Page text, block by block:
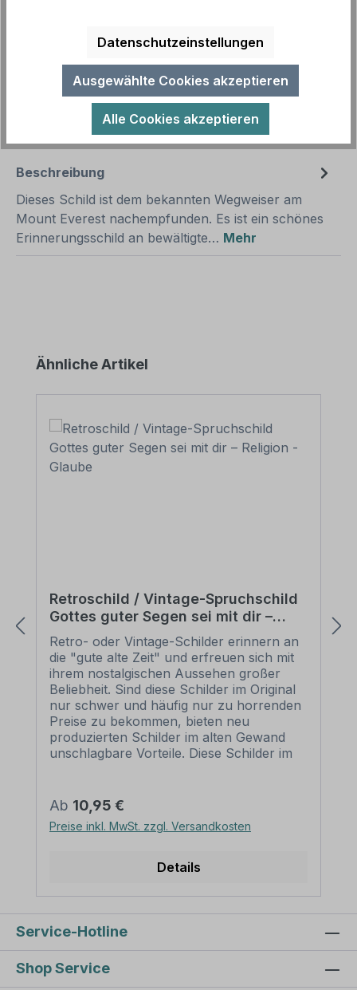
Produkt Anzahl: Gib den
Produktnummer:SH15972.2
Vorlagenummer: VIN-1662
Beschreibung
Dieses Schild ist dem bekannten Wegweiser am
Mount Everest nachempfunden. Es ist ein schönes
Erinnerungsschild an bewältigte… Mehr
Produktgalerie überspringen
Ähnliche Artikel
Retroschild / Vintage-Spruchschild
Gottes guter Segen sei mit dir –
Religion - Glaube
Retro- oder Vintage-Schilder erinnern an
die "gute alte Zeit" und erfreuen sich mit
ihrem nostalgischen Aussehen großer
Beliebheit. Sind diese Schilder im Original
nur schwer und häufig nur zu horrenden
Preise zu bekommen, bieten neu
produzierten Schilder im alten Gewand
unschlagbare Vorteile. Diese Schilder im
Motiven oder nur Textinhalten, die je nach
Artikel individuallisiert werden können. Die
Patina (Kratzer und Beschädigungen) ist
dennoch wirken diese Schilder alt, so als
worden. Unsere hochwertigen Retro- und
Vintage-Schilder werden aus 2 mm
Hartaluminium gefertigt, sie sind wetterfest
Verschenken Sie diese dekorativen
Schilder als Standardartikel oder mit
Regulärer Preis:
Ab 10,95 €
Preise inkl. MwSt. zzgl. Versandkosten
Details
Service-Hotline
Shop Service
Datenschutzeinstellungen
Ausgewählte Cookies akzeptieren
Alle Cookies akzeptieren